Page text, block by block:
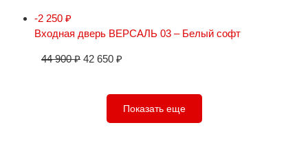
-2 250 ₽
Входная дверь ВЕРСАЛЬ 03 – Белый софт
44 900₽ 42 650 ₽
Показать еще